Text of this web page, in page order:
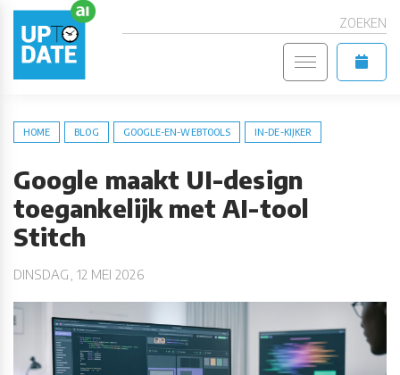
ZOEKEN
HOME BLOG GOOGLE-EN-WEBTOOLS IN-DE-KIJKER
Google maakt UI-design
toegankelijk met AI-tool
Stitch
DINSDAG, 12 MEI 2026